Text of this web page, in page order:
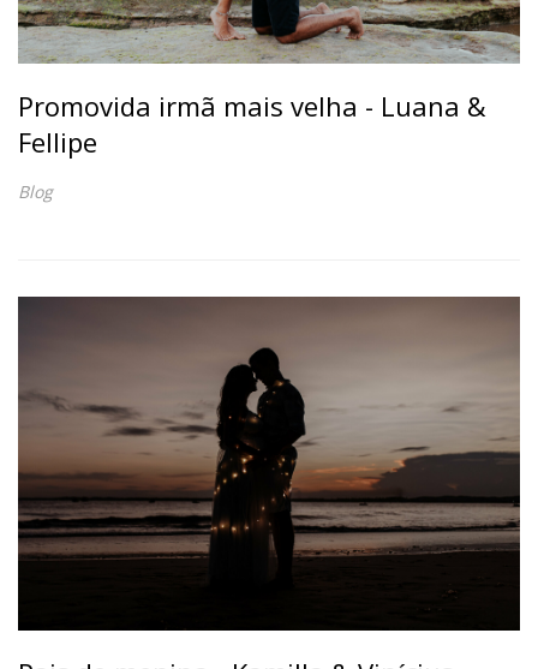
Promovida irmã mais velha - Luana &
Fellipe
Blog